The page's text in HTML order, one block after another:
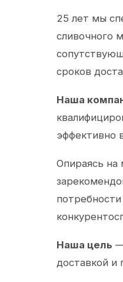
25 лет мы
сливочного
сроков
Наша
эффективно
Опираясь на
Наша цель
доставкой и